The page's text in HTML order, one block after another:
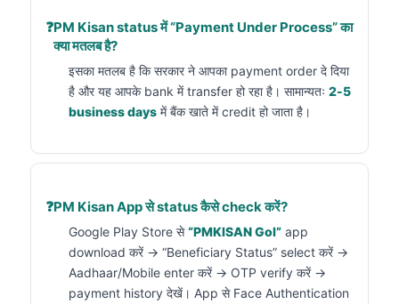
PM Kisan status में “Payment Under Process” का
क्या मतलब है?
इसका मतलब है कि सरकार ने आपका payment order दे दिया
है और यह आपके bank में transfer हो रहा है। सामान्यतः 2-5
business days में बैंक खाते में credit हो जाता है।
PM Kisan App से status कैसे check करें?
Google Play Store से“PMKISAN GoI” app
download करें → “Beneficiary Status” select करें →
Aadhaar/Mobile enter करें → OTP verify करें →
payment history देखें। App से Face Authentication